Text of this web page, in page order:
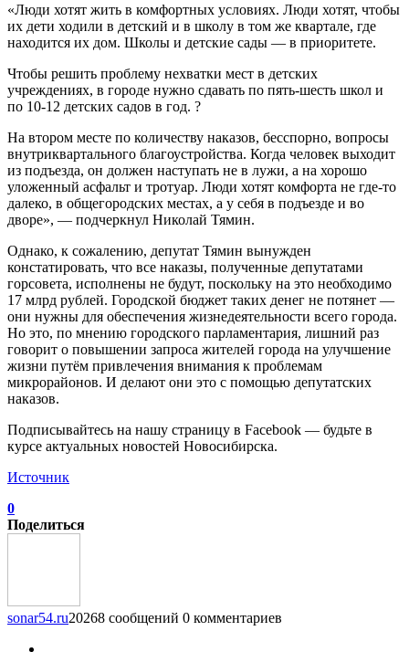
«Люди хотят жить в комфортных условиях. Люди хотят, чтобы
их дети ходили в детский и в школу в том же квартале, где
находится их дом. Школы и детские сады — в приоритете.
Чтобы решить проблему нехватки мест в детских
учреждениях, в городе нужно сдавать по пять-шесть школ и
по 10-12 детских садов в год. ?
На втором месте по количеству наказов, бесспорно, вопросы
внутриквартального благоустройства. Когда человек выходит
из подъезда, он должен наступать не в лужи, а на хорошо
уложенный асфальт и тротуар. Люди хотят комфорта не где-то
далеко, в общегородских местах, а у себя в подъезде и во
дворе», — подчеркнул Николай Тямин.
Однако, к сожалению, депутат Тямин вынужден
констатировать, что все наказы, полученные депутатами
горсовета, исполнены не будут, поскольку на это необходимо
17 млрд рублей. Городской бюджет таких денег не потянет —
они нужны для обеспечения жизнедеятельности всего города.
Но это, по мнению городского парламентария, лишний раз
говорит о повышении запроса жителей города на улучшение
жизни путём привлечения внимания к проблемам
микрорайонов. И делают они это с помощью депутатских
наказов.
Подписывайтесь на нашу страницу в Facebook — будьте в
курсе актуальных новостей Новосибирска.
Источник
0
Поделиться
sonar54.ru20268 сообщений 0 комментариев